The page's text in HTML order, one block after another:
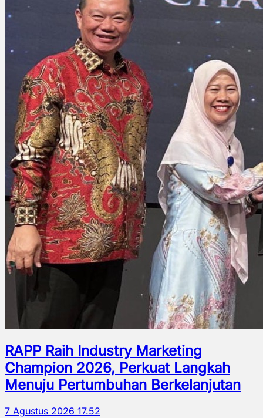
RAPP Raih Industry Marketing
Champion 2026, Perkuat Langkah
Menuju Pertumbuhan Berkelanjutan
7 Agustus 2026 17.52